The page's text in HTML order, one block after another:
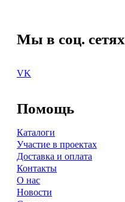
Мы в соц. сетях
VK
Помощь
Каталоги
Участие в проектах
Доставка и оплата
Контакты
О нас
Новости